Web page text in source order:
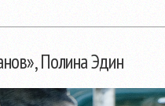
Полина Эдин